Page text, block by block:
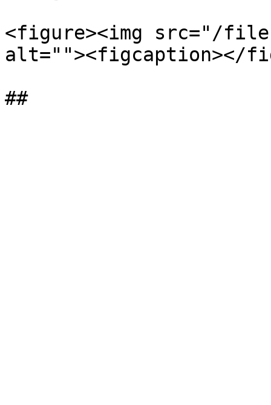
<figure><img src="/
alt=""><figcaption></